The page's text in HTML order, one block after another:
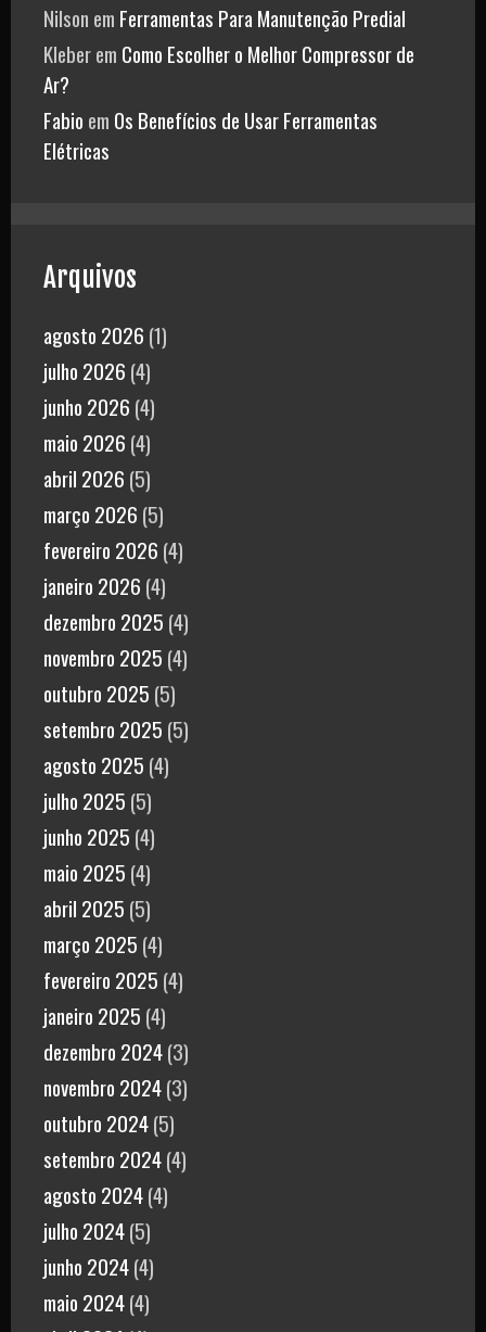
Nilson em Ferramentas Para Manutenção Predial
Kleberem Como Escolher o Melhor Compressor de
Ar?
Fabio em Os Benefícios de Usar Ferramentas
Elétricas
Arquivos
agosto 2026 (1)
julho 2026 (4)
junho 2026 (4)
maio 2026 (4)
abril 2026 (5)
março 2026 (5)
fevereiro 2026 (4)
janeiro 2026 (4)
dezembro 2025 (4)
novembro 2025 (4)
outubro 2025 (5)
setembro 2025 (5)
agosto 2025 (4)
julho 2025 (5)
junho 2025 (4)
maio 2025 (4)
abril 2025 (5)
março 2025 (4)
fevereiro 2025 (4)
janeiro 2025 (4)
dezembro 2024(3)
novembro 2024(3)
outubro 2024(5)
setembro 2024(4)
agosto 2024(4)
julho 2024(5)
junho 2024(4)
maio 2024(4)